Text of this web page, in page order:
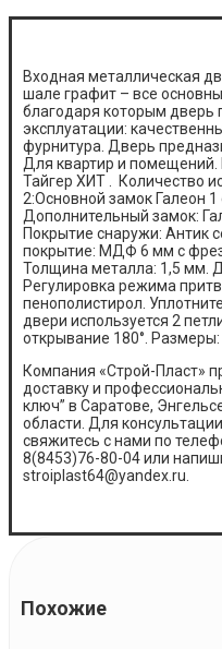
Входная металлическая
шале графит – все
благодаря которым дверь
эксплуатации:
фурнитура. Дверь
Для квартир и
Тайгер ХИТ . Количество
2:Основной замок Галеон
Дополнительный замок:
Покрытие снаружи: Антик
покрытие: МДФ 6 мм с
Толщина металла: 1,5 мм.
Регулировка режима
пенополистирол.
двери используется 2
открывание 180°. Размеры:
Компания «Строй-Пласт»
доставку и
ключ” в Саратове,
области. Для
свяжитесь с нами по
8(8453)76-80-04 или
stroiplast64@yandex.ru.
Похожие